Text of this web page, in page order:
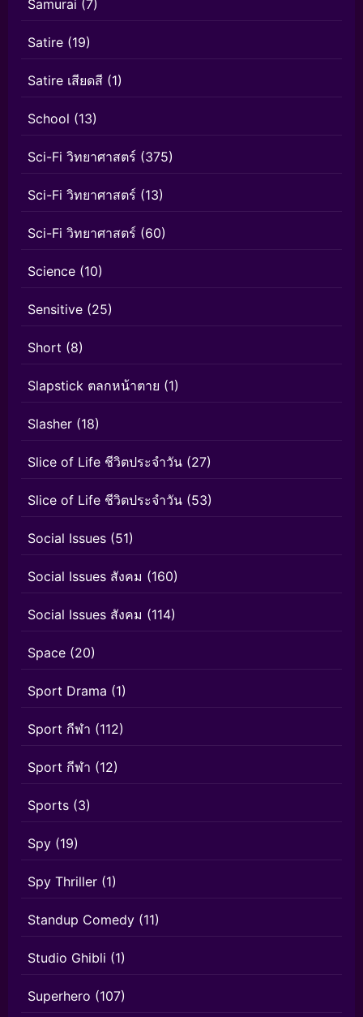
Samurai (7)
Satire (19)
Satire เสียดสี (1)
School (13)
Sci-Fi วิทยาศาสตร์ (375)
Sci-Fi วิทยาศาสตร์ (13)
Sci-Fi วิทยาศาสตร์ (60)
Science (10)
Sensitive (25)
Short (8)
Slapstick ตลกหน้าตาย (1)
Slasher (18)
Slice of Life ชีวิตประจำวัน (27)
Slice of Life ชีวิตประจำวัน (53)
Social Issues (51)
Social Issues สังคม (160)
Social Issues สังคม (114)
Space (20)
Sport Drama (1)
Sport กีฬา (112)
Sport กีฬา (12)
Sports (3)
Spy (19)
Spy Thriller (1)
Standup Comedy (11)
Studio Ghibli (1)
Superhero (107)